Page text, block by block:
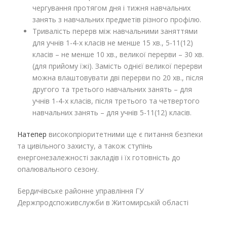
чергування протягом дня і тижня навчальних
занять з навчальних предметів різного профілю.
Тривалість перерв між навчальними заняттями
для учнів 1-4-х класів не менше 15 хв., 5-11(12)
класів – не менше 10 хв., великої перерви – 30 хв.
(для прийому їжі). Замість однієї великої перерви
можна влаштовувати дві перерви по 20 хв., після
другого та третього навчальних занять – для
учнів 1-4-х класів, після третього та четвертого
навчальних занять – для учнів 5-11(12) класів.
Натепер високопріоритетними ще є питання безпеки
та цивільного захисту, а також ступінь
енергонезалежності закладів і їх готовність до
опалювального сезону.
Бердичівське районне управління ГУ
Держпродспоживслужби в Житомирській області